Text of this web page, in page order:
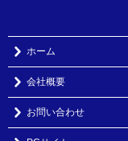
ホーム
会社概要
お問い合わせ